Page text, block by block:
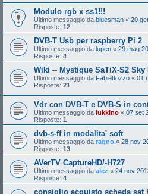
Modulo rgb x ss1!!!
Ultimo messaggio da bluesman « 20
Risposte: 12
DVB-T Usb per raspberry Pi 2
Ultimo messaggio da lupen « 29 mag
Risposte: 4
Wiki -- Mystique SaTiX-S2 Sky
Ultimo messaggio da Fabiettozzo « 01
Risposte: 21
Vdr con DVB-T e DVB-S in
Ultimo messaggio da lukkino « 07 set
Risposte: 1
dvb-s-ff in modalita' soft
Ultimo messaggio da ragno « 28 nov
Risposte: 13
AVerTV CaptureHD/-H727
Ultimo messaggio da alez « 24 nov
Risposte: 4
consiglio acquisto scheda sat